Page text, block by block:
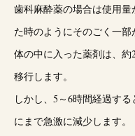
歯科麻酔薬の場合は使用
た時のようにそのごく一部
体の中に入った薬剤は、
移行します。
しかし、5～6時間経過す
にまで急激に減少します。